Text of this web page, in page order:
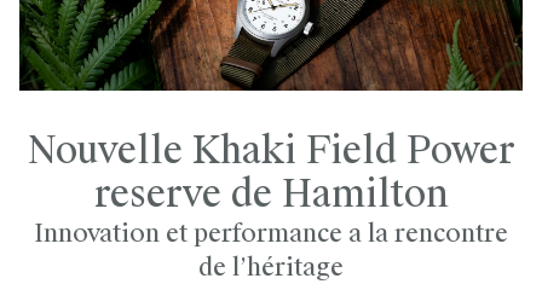
Nouvelle Khaki Field Power
reserve de Hamilton
Innovation et performance a la rencontre
de l’héritage